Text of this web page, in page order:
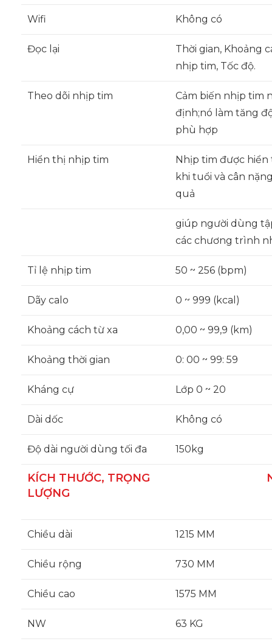
Wifi Không có
Đọc lại
Thời gian, Khoảng
nhịp tim, Tốc độ.
Theo dõi nhịp tim
Cảm biến nhịp tim
định;nó làm tăng
phù hợp
Hiển thị nhịp tim
Nhịp tim được
khi tuổi và cân
quả
giúp người dùng
các chương trình
Tỉ lệ nhịp tim 50 ~ 256 (bpm)
Dãy calo 0 ~ 999 (kcal)
Khoảng cách từ xa 0,00 ~ 99,9 (km)
Khoảng thời gian 0: 00 ~ 99: 59
Kháng cự Lớp 0 ~ 20
Dài dốc Không có
Độ dài người dùng tối đa 150kg
KÍCH THƯỚC, TRỌNG
LƯỢNG
Chiều dài 1215 MM
Chiều rộng 730 MM
Chiều cao 1575 MM
NW 63 KG